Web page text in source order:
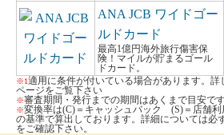
ANA JCB ワイドゴー
ルドカード
最高1億円海外旅行傷害保
険！マイルが貯まるゴール
ドカード。
※1適用に条件が付いている場合があります。
ページをご覧下さい
※審査期間・発行までの期間はあくまで目安です
※変換率は(C)＝キャッシュバック (S)＝店舗
の基準で算出しております。詳細については必
をご確認下さい。